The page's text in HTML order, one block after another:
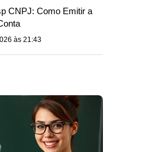
CNPJ: Como Emitir a
às 21:43